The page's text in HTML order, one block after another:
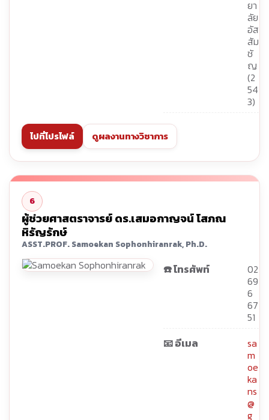
ยา
ลัย
อัส
สัม
ชั
ญ
(2
54
3)
ไปที่โปรไฟล์ ดูผลงานทางวิชาการ
6
ผู้ช่วยศาสตราจารย์ ดร.เสมอกาญจน์ โสภณ
หิรัญรักษ์
ASST.PROF. Samoekan Sophonhiranrak, Ph.D.
☎️ โทรศัพท์
02
69
6
67
51
📧 อีเมล
sa
m
oe
ka
ns
@
g